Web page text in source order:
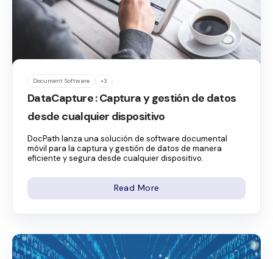
Document Software +3
DataCapture : Captura y gestión de datos
desde cualquier dispositivo
DocPath lanza una solución de software documental
móvil para la captura y gestión de datos de manera
eficiente y segura desde cualquier dispositivo.
Read More